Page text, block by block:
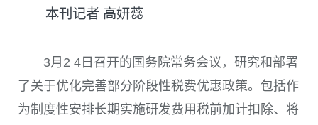
本刊记者 高妍蕊
3月 2 4 日召开的国务院常务会议，研究和部署
了关于优化完善部分阶段性税费优惠政策。包括作
为制度性安排长期实施研发费用税前加计扣除、将